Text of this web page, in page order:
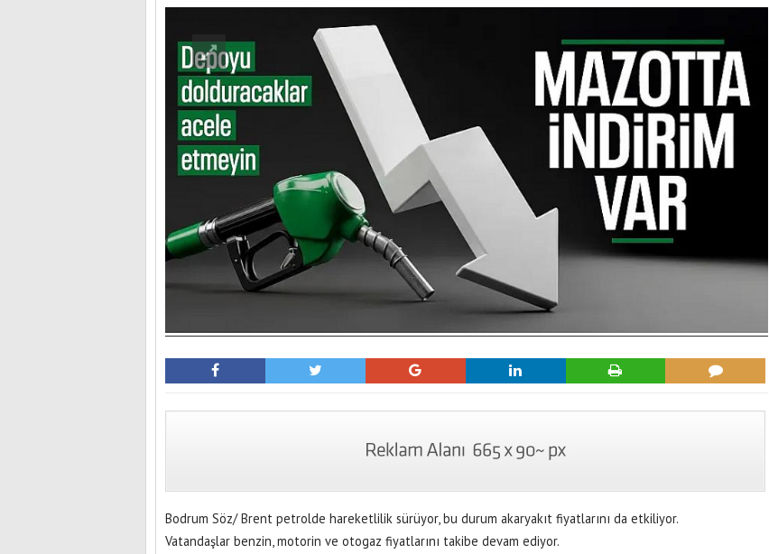
Bodrum Söz/ Brent petrolde hareketlilik sürüyor, bu durum akaryakıt fiyatlarını da etkiliyor.
Vatandaşlar benzin, motorin ve otogaz fiyatlarını takibe devam ediyor.